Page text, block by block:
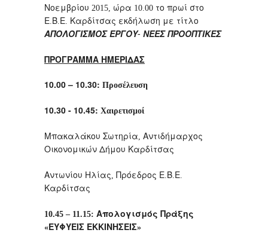
Νοεμβρίου 2015, ώρα 10.00 το πρωί στο
Ε.Β.Ε. Καρδίτσας εκδήλωση με τίτλο
ΑΠΟΛΟΓΙΣΜΟΣ ΕΡΓΟΥ- ΝΕΕΣ ΠΡΟΟΠΤΙΚΕΣ
ΠΡΟΓΡΑΜΜΑ ΗΜΕΡΙΔΑΣ
10.00 – 10.30: Προσέλευση
10.30 - 10.45: Χαιρετισμοί
Μπακαλάκου Σωτηρία, Αντιδήμαρχος
Οικονομικών Δήμου Καρδίτσας
Αντωνίου Ηλίας, Πρόεδρος Ε.Β.Ε.
Καρδίτσας
10.45 – 11.15: Απολογισμός Πράξης
«ΕΥΦΥΕΙΣ ΕΚΚΙΝΗΣΕΙΣ»